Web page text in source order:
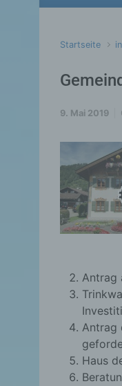
Startseite
9. Mai 2019
Antrag
Antrag
Haus